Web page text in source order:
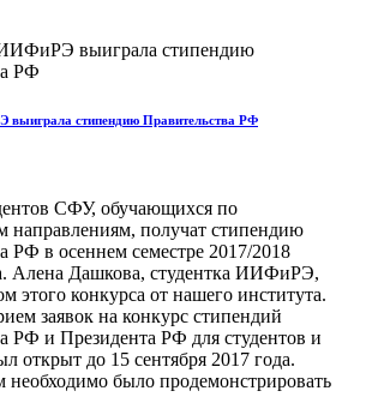
выиграла стипендию Правительства РФ
СФУ, обучающихся по
направлениям, получат стипендию
РФ в осеннем семестре 2017/2018
Алена Дашкова, студентка ИИФиРЭ,
этого конкурса от нашего института.
заявок на конкурс стипендий
РФ и Президента РФ для студентов и
открыт до 15 сентября 2017 года.
необходимо было продемонстрировать